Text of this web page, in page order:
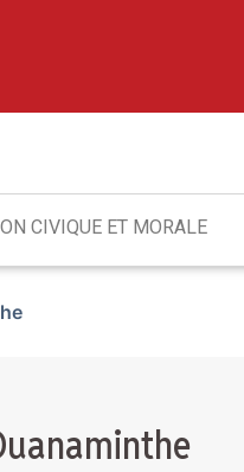
CIVIQUE ET MORALE